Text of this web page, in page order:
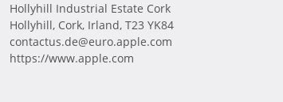
Hollyhill Industrial Estate Cork
Hollyhill, Cork, Irland, T23 YK84
contactus.de@euro.apple.com
https://www.apple.com